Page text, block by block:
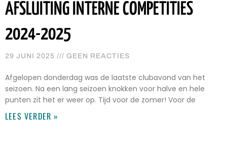
AFSLUITING INTERNE COMPETITIES
2024-2025
29 JUNI 2025 GEEN REACTIES
Afgelopen donderdag was de laatste clubavond van het
seizoen. Na een lang seizoen knokken voor halve en hele
punten zit het er weer op. Tijd voor de zomer! Voor de
LEES VERDER »